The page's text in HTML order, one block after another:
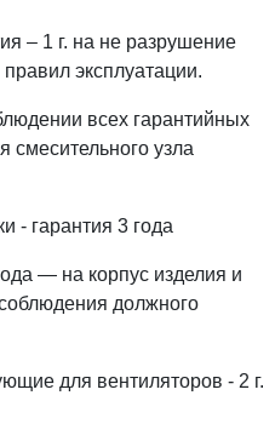
– 1 г. на не разрушение
эксплуатации.
всех гарантийных
смесительного узла
- гарантия 3 года
— на корпус изделия и
должного
для вентиляторов - 2 г.